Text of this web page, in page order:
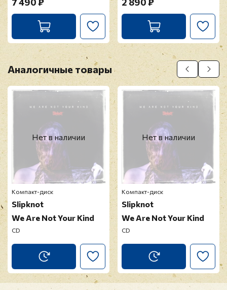
Аналогичные товары
Нет в наличии
Компакт-диск
Slipknot
We Are Not Your Kind
CD
Нет в наличии
Компакт-диск
Slipknot
We Are Not Your Kind
CD